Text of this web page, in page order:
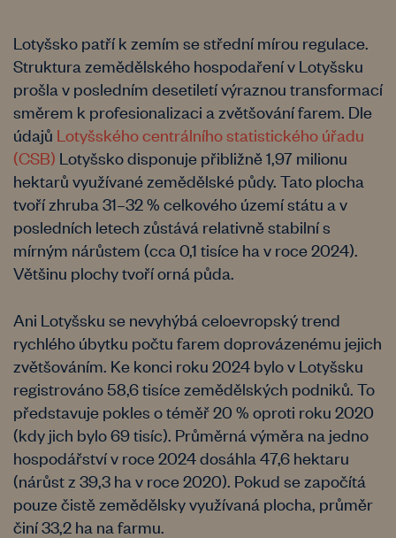
Lotyšsko patří k zemím se střední mírou regulace.
Struktura zemědělského hospodaření v Lotyšsku
prošla v posledním desetiletí výraznou transformací
směrem k profesionalizaci a zvětšování farem. Dle
údajů Lotyšského centrálního statistického úřadu
(CSB) Lotyšsko disponuje přibližně 1,97 milionu
hektarů využívané zemědělské půdy. Tato plocha
tvoří zhruba 31–32 % celkového území státu a v
posledních letech zůstává relativně stabilní s
mírným nárůstem (cca 0,1 tisíce ha v roce 2024).
Většinu plochy tvoří orná půda.
Ani Lotyšsku se nevyhýbá celoevropský trend
rychlého úbytku počtu farem doprovázenému jejich
zvětšováním. Ke konci roku 2024 bylo v Lotyšsku
registrováno 58,6 tisíce zemědělských podniků. To
představuje pokles o téměř 20 % oproti roku 2020
(kdy jich bylo 69 tisíc). Průměrná výměra na jedno
hospodářství v roce 2024 dosáhla 47,6 hektaru
(nárůst z 39,3 ha v roce 2020). Pokud se započítá
pouze čistě zemědělsky využívaná plocha, průměr
činí 33,2 ha na farmu.